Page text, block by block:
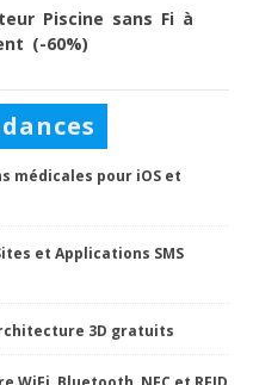
Piscine sans Fi à
(-60%)
médicales pour iOS et
et Applications SMS
3D gratuits